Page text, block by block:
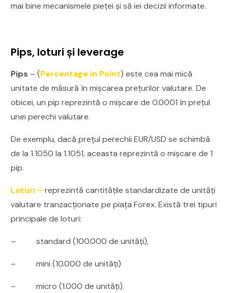
mai bine mecanismele pieței și să iei decizii informate.
Pips, loturi și leverage
Pips – (Percentage in Point) este cea mai mică
unitate de măsură în mișcarea prețurilor valutare. De
obicei, un pip reprezintă o mișcare de 0.0001 în prețul
unei perechi valutare.
De exemplu, dacă prețul perechii EUR/USD se schimbă
de la 1.1050 la 1.1051, aceasta reprezintă o mișcare de 1
pip.
Loturi – reprezintă cantitățile standardizate de unități
valutare tranzacționate pe piața Forex. Există trei tipuri
principale de loturi:
– standard (100.000 de unități),
– mini (10.000 de unități)
– micro (1.000 de unități).